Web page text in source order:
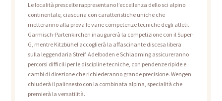
Le località prescelte rappresentano l’eccellenza dello sci alpino
continentale, ciascuna con caratteristiche uniche che
metteranno alla prova le varie competenze tecniche degli atleti.
Garmisch-Partenkirchen inaugurerà la competizione con il Super-
G, mentre Kitzbühel accoglierà la affascinante discesa libera
sulla leggendaria Streif. Adelboden e Schladming assicureranno
percorsi difficili per le discipline tecniche, con pendenze ripide e
cambi di direzione che richiederanno grande precisione. Wengen
chiuderà il palinsesto con la combinata alpina, specialità che
premierà la versatilità.